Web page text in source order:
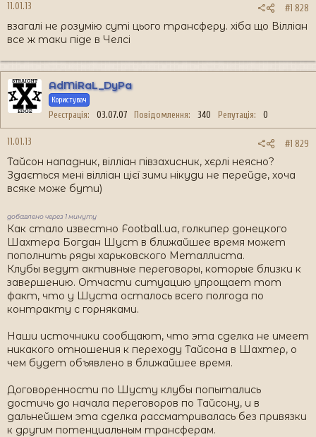
11.01.13 #1 828
взагалі не розумію суті цього трансферу. хіба що Вілліан
все ж таки піде в Челсі
AdMiRaL_DyPa
Користувач
Реєстрація 03.07.07 Повідомлення 340 Репутація 0
11.01.13 #1 829
Тайсон нападник, вілліан півзахисник, хєрлі неясно?
Здається мені вілліан цієї зими нікуди не перейде, хоча
всяке може бути)
добавлено через 1 минуту
Как стало известно Football.ua, голкипер донецкого
Шахтера Богдан Шуст в ближайшее время может
пополнить ряды харьковского Металлиста.
Клубы ведут активные переговоры, которые близки к
завершению. Отчасти ситуацию упрощает тот
факт, что у Шуста осталось всего полгода по
контракту с горняками.
Наши источники сообщают, что эта сделка не имеет
никакого отношения к переходу Тайсона в Шахтер, о
чем будет объявлено в ближайшее время.
Договоренности по Шусту клубы попытались
достичь до начала переговоров по Тайсону, и в
дальнейшем эта сделка рассматривалась без привязки
к другим потенциальным трансферам.